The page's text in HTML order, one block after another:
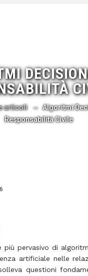
articoli→Algoritmi
Responsabilità Civile
più pervasivo di
artificiale nelle
questioni